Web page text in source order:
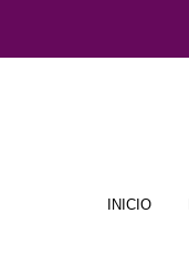
INICIO